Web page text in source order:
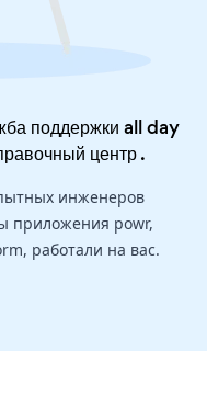
поддержки all day
центр.
инженеров
приложения powr,
работали на вас.